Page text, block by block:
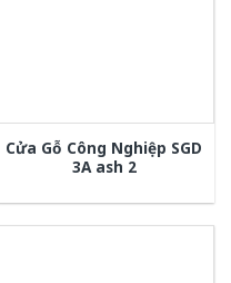
Cửa Gỗ Công Nghiệp SGD
3A ash 2